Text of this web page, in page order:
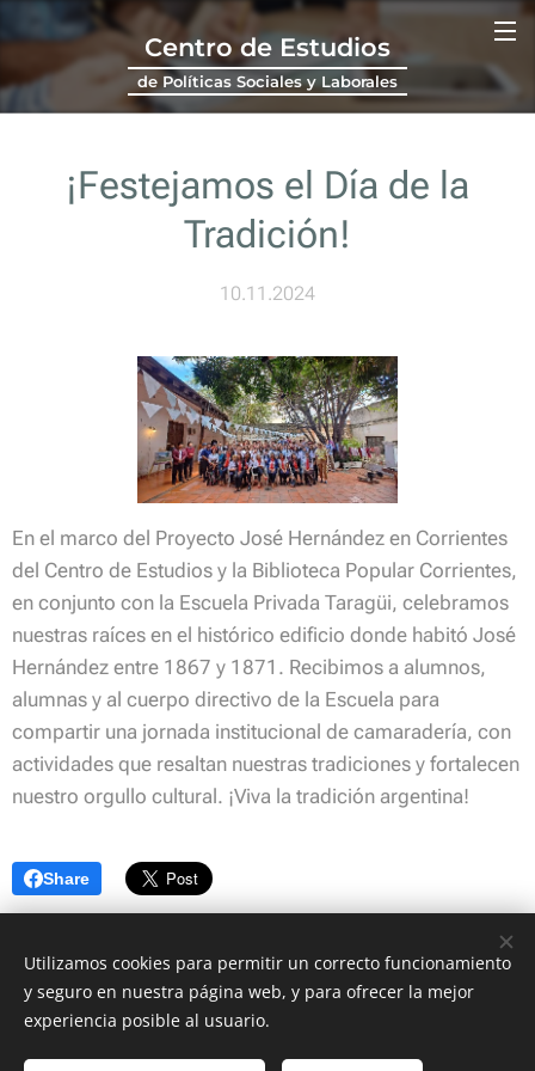
Centro de Estudios
de Políticas Sociales y Laborales
¡Festejamos el Día de la
Tradición!
10.11.2024
En el marco del Proyecto José Hernández en Corrientes
del Centro de Estudios y la Biblioteca Popular Corrientes,
en conjunto con la Escuela Privada Taragüi, celebramos
nuestras raíces en el histórico edificio donde habitó José
Hernández entre 1867 y 1871. Recibimos a alumnos,
alumnas y al cuerpo directivo de la Escuela para
compartir una jornada institucional de camaradería, con
actividades que resaltan nuestras tradiciones y fortalecen
nuestro orgullo cultural. ¡Viva la tradición argentina!
Share
© Copyright 2022 Centro de Estudios Corrientes | Asociación Civil 8 de
Octubre
Todos los derechos reservados
Utilizamos cookies para permitir un correcto funcionamiento
y seguro en nuestra página web, y para ofrecer la mejor
experiencia posible al usuario.